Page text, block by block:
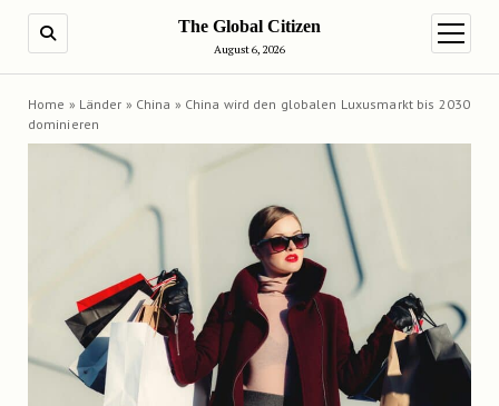
The Global Citizen
August 6, 2026
Menü
Home » Länder » China » China wird den globalen Luxusmarkt bis 2030
dominieren